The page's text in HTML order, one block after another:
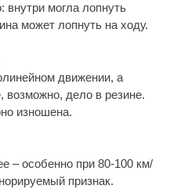
могла лопнуть
может лопнуть на ходу.
движении, а
возможно, дело в резине.
изношена.
– особенно при 80-100 км/
признак.